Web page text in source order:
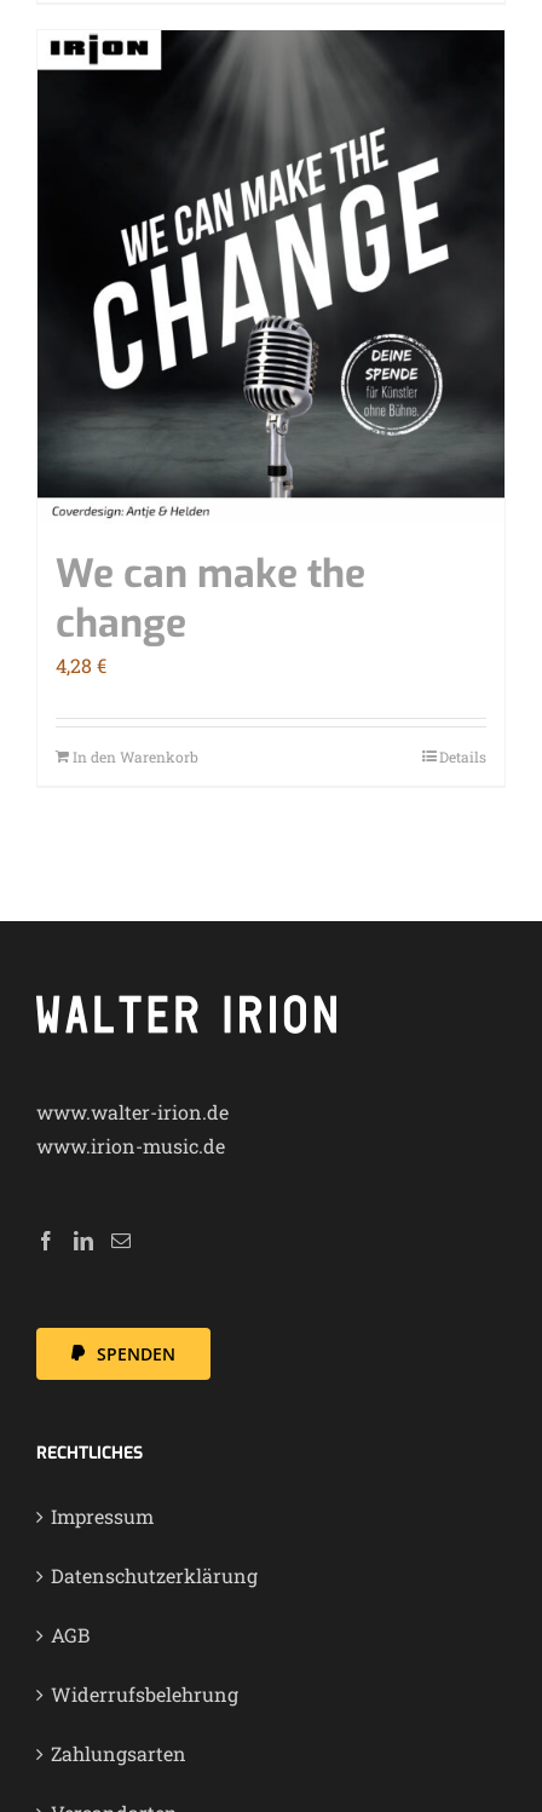
We can make the
change
4,28 €
In den Warenkorb Details
www.walter-irion.de
www.irion-music.de
SPENDEN
RECHT­LI­CHES
Impres­sum
Daten­schutz­er­klä­rung
AGB
Wider­rufs­be­leh­rung
Zah­lungs­ar­ten